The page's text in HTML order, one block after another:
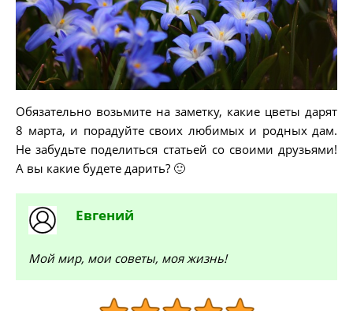
Обязательно возьмите на заметку, какие цветы дарят
8 марта, и порадуйте своих любимых и родных дам.
Не забудьте поделиться статьей со своими друзьями!
А вы какие будете дарить? 🙂
Евгений
Мой мир, мои советы, моя жизнь!